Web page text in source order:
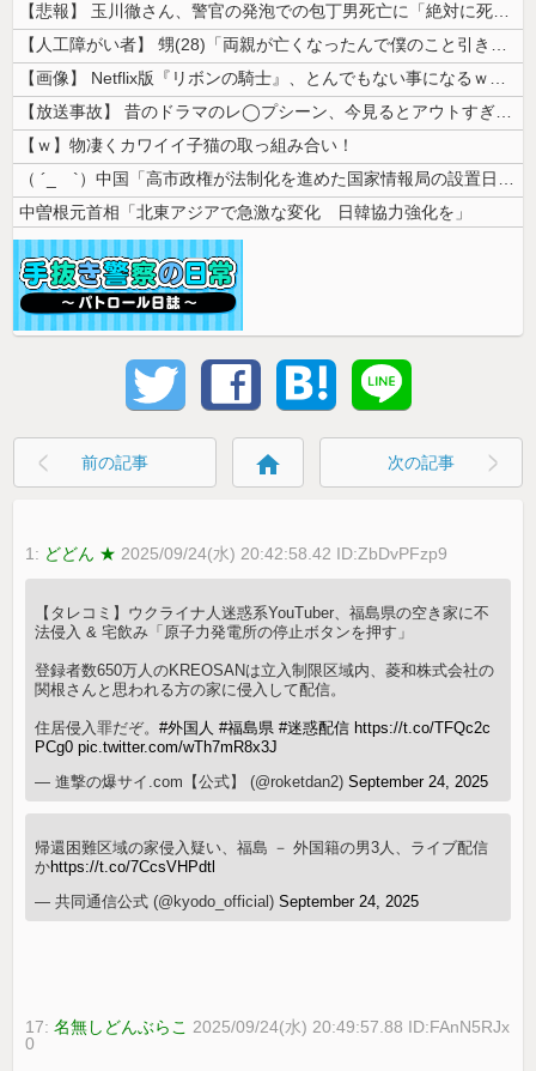
【悲報】 玉川徹さん、警官の発泡での包丁男死亡に「絶対に死刑にならない...
【人工障がい者】 甥(28)「両親が亡くなったんで僕のこと引き取ってほ...
【画像】 Netflix版『リボンの騎士』、とんでもない事になるｗｗｗ...
【放送事故】 昔のドラマのレ◯プシーン、今見るとアウトすぎる・・・
【ｗ】物凄くカワイイ子猫の取っ組み合い！
（ ´_ゝ`）中国「高市政権が法制化を進めた国家情報局の設置日が7月3...
中曽根元首相「北東アジアで急激な変化 日韓協力強化を」
前の記事 home 次の記事
1: どどん ★ 2025/09/24(水) 20:42:58.42 ID:ZbDvPFzp9
【タレコミ】ウクライナ人迷惑系YouTuber、福島県の空き家に不
法侵入 & 宅飲み「原子力発電所の停止ボタンを押す」
登録者数650万人のKREOSANは立入制限区域内、菱和株式会社の
関根さんと思われる方の家に侵入して配信。
住居侵入罪だぞ。#外国人 #福島県 #迷惑配信 https://t.co/TFQc2c
PCg0 pic.twitter.com/wTh7mR8x3J
— 進撃の爆サイ.com【公式】 (@roketdan2)September 24, 2025
帰還困難区域の家侵入疑い、福島 － 外国籍の男3人、ライブ配信
かhttps://t.co/7CcsVHPdtl
— 共同通信公式 (@kyodo_official)September 24, 2025
17:名無しどんぶらこ 2025/09/24(水) 20:49:57.88 ID:FAnN5RJx
0